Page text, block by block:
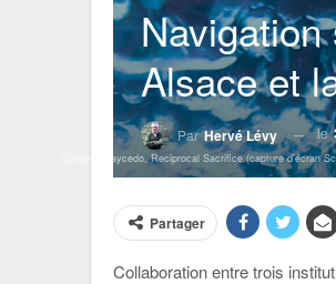
Navigation
Alsace et
ParHervé Lévy le
Carolina Caycedo, Reciprocal Sacrifice (capture
Partager
Collaboration entre trois